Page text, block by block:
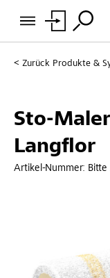
Zurück Produkte &
Sto-
Langflor
Artikel-Nummer: